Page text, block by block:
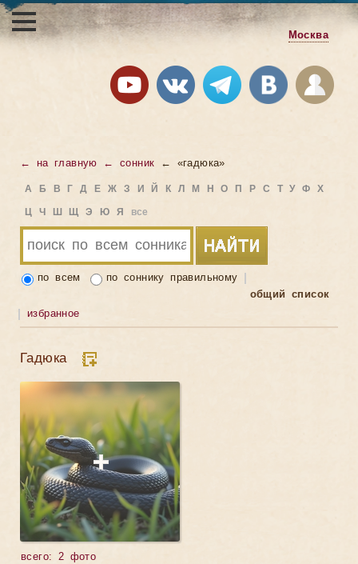
Москва
← на главную ← сонник ← «гадюка»
А Б В Г Д Е Ж З И Й К Л М Н О П Р С Т У Ф Х
Ц Ч Ш Щ Э Ю Я все
по всем
по соннику правильному
общий список
избранное
Гадюка
всего: 2 фото